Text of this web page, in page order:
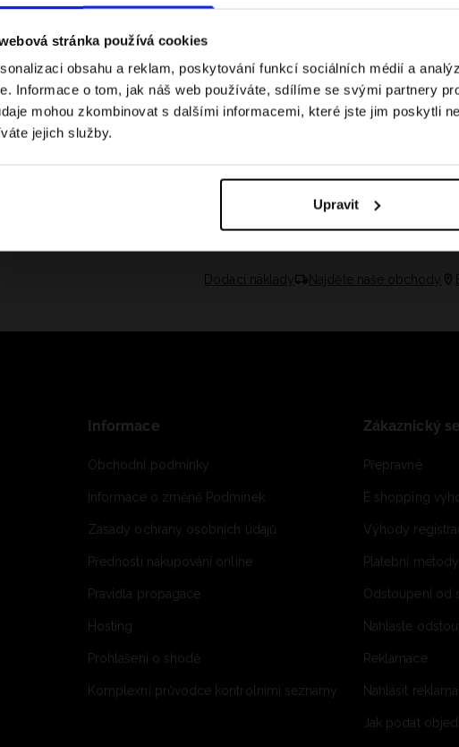
stránka používá cookies
obsahu a reklam, poskytování funkcí sociálních médií a
Informace o tom, jak náš web používáte, sdílíme se svými partnery
mohou zkombinovat s dalšími informacemi, které jste jim poskytli
jejich služby.
Upravit
u
kategorie? Kompletní průvodce
závodů, rekordy a
Dodací náklady Najděte naše obchody
Informace
Obchodní podmínky
Informace o změně Podmínek
Zásady ochrany osobních údajů
Přednosti nakupování online
Pravidla propagace
Hosting
Prohlášení o shodě
Komplexní průvodce kontrolními seznamy
Zákaznický
Přepravné
E shopping
Výhody
Platební metody
Odstoupení od
Nahlaste
Reklamace
Nahlásit
Jak podat